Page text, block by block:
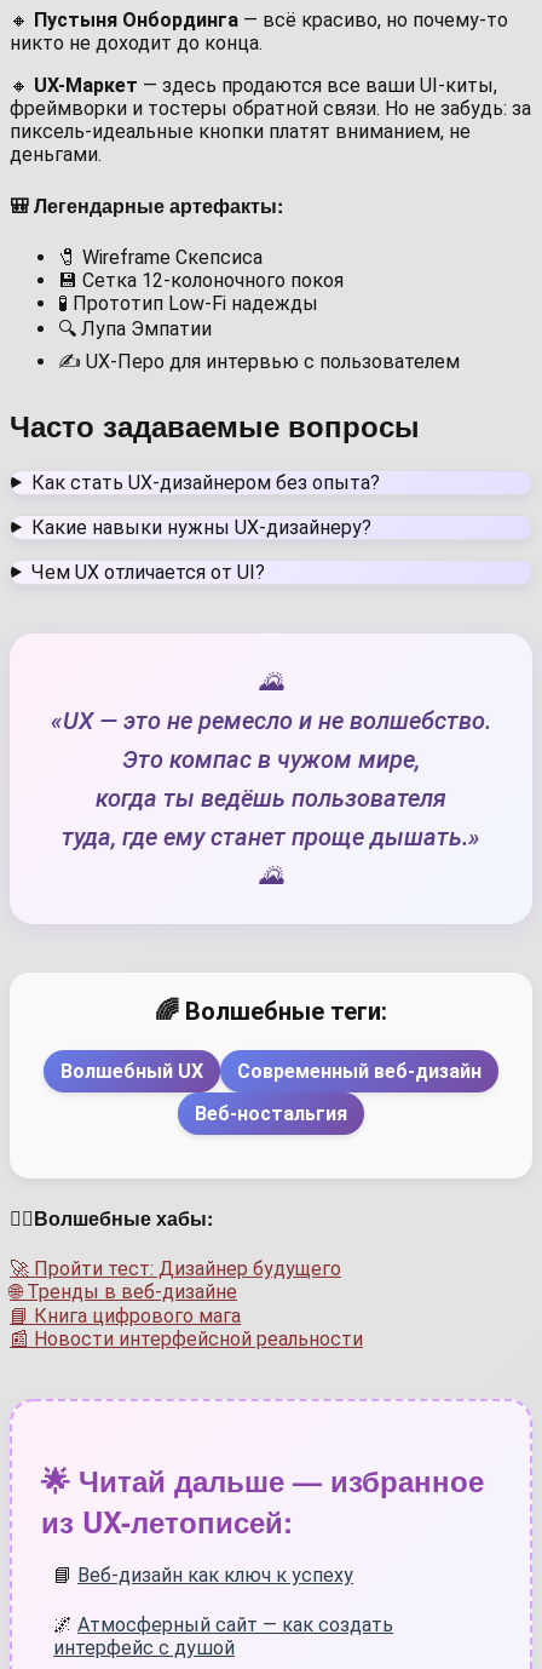
🔸 Пустыня Онбординга — всё красиво, но почему-то
никто не доходит до конца.
🔸 UX-Маркет — здесь продаются все ваши UI-киты,
фреймворки и тостеры обратной связи. Но не забудь: за
пиксель-идеальные кнопки платят вниманием, не
деньгами.
🎒 Легендарные артефакты:
🧷 Wireframe Скепсиса
💾 Сетка 12-колоночного покоя
🧪 Прототип Low-Fi надежды
🔍 Лупа Эмпатии
✍️ UX‑Перо для интервью с пользователем
Часто задаваемые вопросы
Как стать UX-дизайнером без опыта?
Какие навыки нужны UX-дизайнеру?
Чем UX отличается от UI?
🌄
«UX — это не ремесло и не волшебство.
Это компас в чужом мире,
когда ты ведёшь пользователя
туда, где ему станет проще дышать.»
🌄
🌈 Волшебные теги:
Волшебный UX
Современный веб-дизайн
Веб-ностальгия
🏳️‍🌈Волшебные хабы:
🚀 Пройти тест: Дизайнер будущего
🌐 Тренды в веб-дизайне
📘 Книга цифрового мага
📰 Новости интерфейсной реальности
🌟 Читай дальше — избранное
из UX-летописей:
📘 Веб-дизайн как ключ к успеху
🌌 Атмосферный сайт — как создать
интерфейс с душой